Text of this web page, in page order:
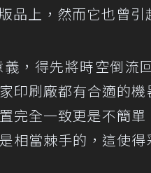
品上，然而它也曾引
，得先將時空倒流
印刷廠都有合適的
完全一致更是不簡
相當棘手的，這使